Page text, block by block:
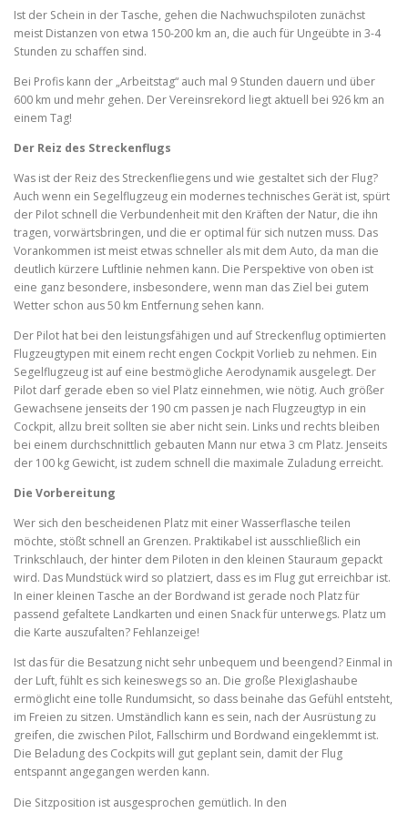
Ist der Schein in der Tasche, gehen die Nachwuchspiloten zunächst
meist Distanzen von etwa 150-200 km an, die auch für Ungeübte in 3-4
Stunden zu schaffen sind.
Bei Profis kann der „Arbeitstag“ auch mal 9 Stunden dauern und über
600 km und mehr gehen. Der Vereinsrekord liegt aktuell bei 926 km an
einem Tag!
Der Reiz des Streckenflugs
Was ist der Reiz des Streckenfliegens und wie gestaltet sich der Flug?
Auch wenn ein Segelflugzeug ein modernes technisches Gerät ist, spürt
der Pilot schnell die Verbundenheit mit den Kräften der Natur, die ihn
tragen, vorwärtsbringen, und die er optimal für sich nutzen muss. Das
Vorankommen ist meist etwas schneller als mit dem Auto, da man die
deutlich kürzere Luftlinie nehmen kann. Die Perspektive von oben ist
eine ganz besondere, insbesondere, wenn man das Ziel bei gutem
Wetter schon aus 50 km Entfernung sehen kann.
Der Pilot hat bei den leistungsfähigen und auf Streckenflug optimierten
Flugzeugtypen mit einem recht engen Cockpit Vorlieb zu nehmen. Ein
Segelflugzeug ist auf eine bestmögliche Aerodynamik ausgelegt. Der
Pilot darf gerade eben so viel Platz einnehmen, wie nötig. Auch größer
Gewachsene jenseits der 190 cm passen je nach Flugzeugtyp in ein
Cockpit, allzu breit sollten sie aber nicht sein. Links und rechts bleiben
bei einem durchschnittlich gebauten Mann nur etwa 3 cm Platz. Jenseits
der 100 kg Gewicht, ist zudem schnell die maximale Zuladung erreicht.
Die Vorbereitung
Wer sich den bescheidenen Platz mit einer Wasserflasche teilen
möchte, stößt schnell an Grenzen. Praktikabel ist ausschließlich ein
Trinkschlauch, der hinter dem Piloten in den kleinen Stauraum gepackt
wird. Das Mundstück wird so platziert, dass es im Flug gut erreichbar ist.
In einer kleinen Tasche an der Bordwand ist gerade noch Platz für
passend gefaltete Landkarten und einen Snack für unterwegs. Platz um
die Karte auszufalten? Fehlanzeige!
Ist das für die Besatzung nicht sehr unbequem und beengend? Einmal in
der Luft, fühlt es sich keineswegs so an. Die große Plexiglashaube
ermöglicht eine tolle Rundumsicht, so dass beinahe das Gefühl entsteht,
im Freien zu sitzen. Umständlich kann es sein, nach der Ausrüstung zu
greifen, die zwischen Pilot, Fallschirm und Bordwand eingeklemmt ist.
Die Beladung des Cockpits will gut geplant sein, damit der Flug
entspannt angegangen werden kann.
Die Sitzposition ist ausgesprochen gemütlich. In den